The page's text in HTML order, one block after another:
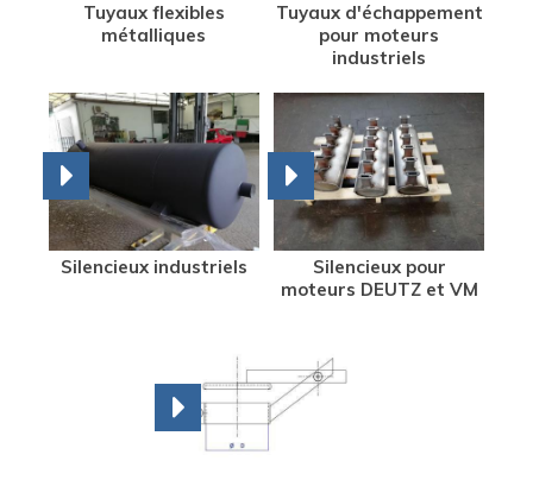
Tuyaux flexibles
métalliques
Tuyaux d'échappement
pour moteurs
industriels
Silencieux industriels
Silencieux pour
moteurs DEUTZ et VM